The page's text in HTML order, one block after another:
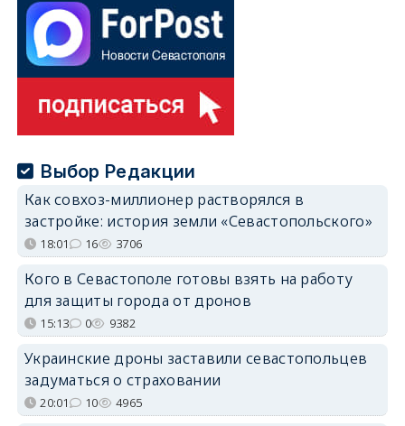
Выбор Редакции
Как совхоз-миллионер растворялся в
застройке: история земли «Севастопольского»
18:01 16 3706
Кого в Севастополе готовы взять на работу
для защиты города от дронов
15:13 0 9382
Украинские дроны заставили севастопольцев
задуматься о страховании
20:01 10 4965